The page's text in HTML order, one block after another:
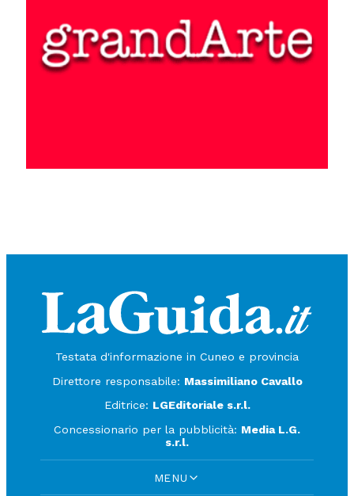
Testata d'informazione in Cuneo e provincia
Direttore responsabile: Massimiliano Cavallo
Editrice: LGEditoriale s.r.l.
Concessionario per la pubblicità: Media L.G.
s.r.l.
MENU